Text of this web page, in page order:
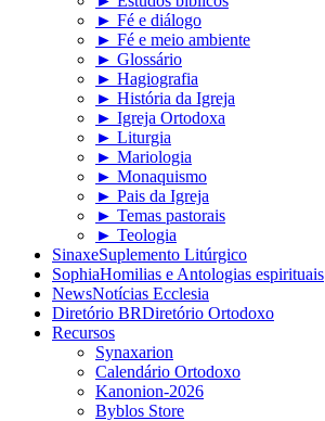
► Fé e diálogo
► Fé e meio ambiente
► Glossário
► Hagiografia
► História da Igreja
► Igreja Ortodoxa
► Liturgia
► Mariologia
► Monaquismo
► Pais da Igreja
► Temas pastorais
► Teologia
SinaxeSuplemento Litúrgico
SophiaHomilias e Antologias espirituais
NewsNotícias Ecclesia
Diretório BRDiretório Ortodoxo
Recursos
Synaxarion
Calendário Ortodoxo
Kanonion-2026
Byblos Store